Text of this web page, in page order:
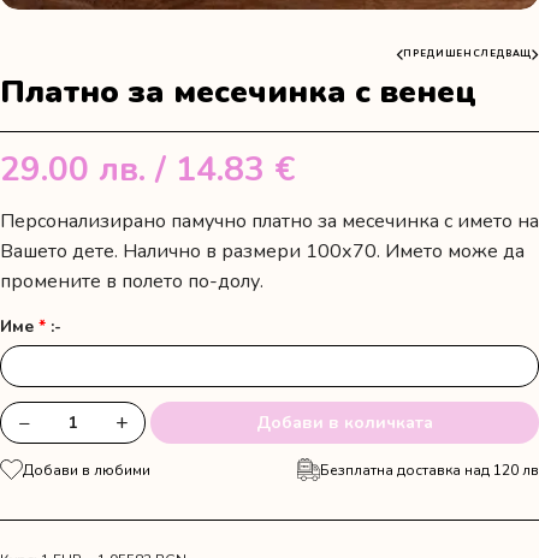
ПРЕДИШЕН СЛЕДВАЩ
Платно за месечинка с венец
29.00 лв. / 14.83 €
Персонализирано памучно платно за месечинка с името на
Вашето дете. Налично в размери 100х70. Името може да
промените в полето по-долу.
Име * :-
количество
за
Платно
− + Добави в количката
Добави в любими Безплатна доставка над 120 лв